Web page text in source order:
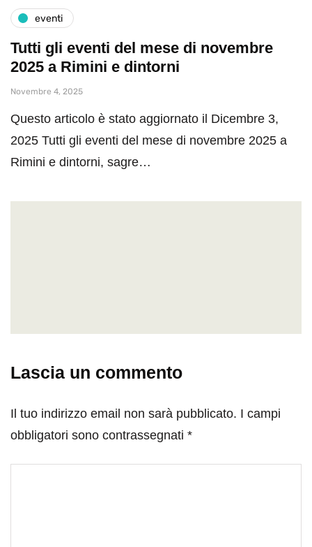
eventi
Tutti gli eventi del mese di novembre
2025 a Rimini e dintorni
Novembre 4, 2025
Questo articolo è stato aggiornato il Dicembre 3,
2025 Tutti gli eventi del mese di novembre 2025 a
Rimini e dintorni, sagre…
Lascia un commento
Il tuo indirizzo email non sarà pubblicato. I campi
obbligatori sono contrassegnati *